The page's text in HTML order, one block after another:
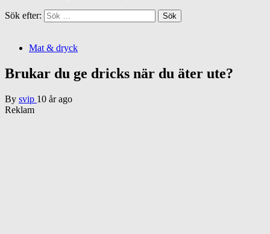
Sök efter:
Mat & dryck
Brukar du ge dricks när du äter ute?
By svip 10 år ago
Reklam